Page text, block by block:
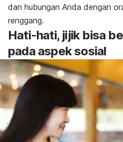
dan hubungan Anda dengan
renggang.
Hati-hati, jijik bisa
pada aspek sosial